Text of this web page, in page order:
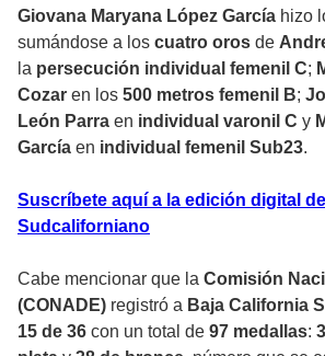
Giovana Maryana López García hizo
sumándose a los cuatro oros de
la persecución individual femenil C;
Cozar en los 500 metros femenil B;
León Parra en individual varonil C y
García en individual femenil Sub23.
Suscríbete aquí a la edición digital de
Sudcaliforniano
Cabe mencionar que la Comisión
(CONADE) registró a Baja California
15 de 36 con un total de 97 medallas: